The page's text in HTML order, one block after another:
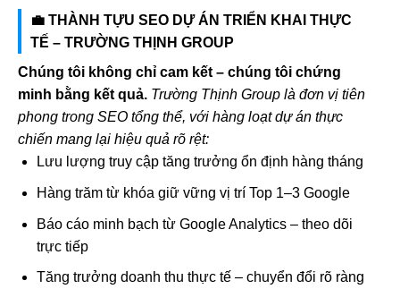
💼 THÀNH TỰU SEO DỰ ÁN TRIỂN KHAI THỰC
TẾ – TRƯỜNG THỊNH GROUP
Chúng tôi không chỉ cam kết – chúng tôi chứng
minh bằng kết quả. Trường Thịnh Group là đơn vị tiên
phong trong SEO tổng thể, với hàng loạt dự án thực
chiến mang lại hiệu quả rõ rệt:
Lưu lượng truy cập tăng trưởng ổn định hàng tháng
Hàng trăm từ khóa giữ vững vị trí Top 1–3 Google
Báo cáo minh bạch từ Google Analytics – theo dõi
trực tiếp
Tăng trưởng doanh thu thực tế – chuyển đổi rõ ràng